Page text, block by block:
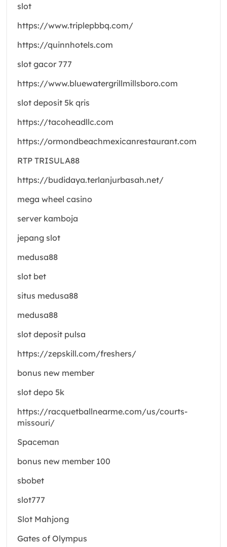
slot
https://www.triplepbbq.com/
https://quinnhotels.com
slot gacor 777
https://www.bluewatergrillmillsboro.com
slot deposit 5k qris
https://tacoheadllc.com
https://ormondbeachmexicanrestaurant.com
RTP TRISULA88
https://budidaya.terlanjurbasah.net/
mega wheel casino
server kamboja
jepang slot
medusa88
slot bet
situs medusa88
medusa88
slot deposit pulsa
https://zepskill.com/freshers/
bonus new member
slot depo 5k
https://racquetballnearme.com/us/courts-
missouri/
Spaceman
bonus new member 100
sbobet
slot777
Slot Mahjong
Gates of Olympus